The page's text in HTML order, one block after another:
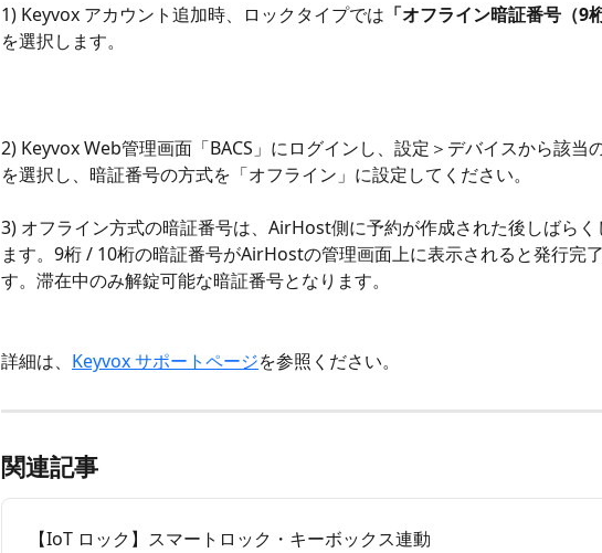
1) Keyvox アカウント追加時、ロックタイプでは 「オフライン暗証番号（9
を選択します。
2) Keyvox Web管理画面「BACS」にログインし、設定＞デバイスから該当
を選択し、暗証番号の方式を「オフライン」に設定してください。
3) オフライン方式の暗証番号は、AirHost側に予約が作成された後しばら
ます。9桁 / 10桁の暗証番号がAirHostの管理画面上に表示されると発行完
す。滞在中のみ解錠可能な暗証番号となります。
詳細は、 Keyvox サポートページを参照ください。
関連記事
【IoT ロック】スマートロック・キーボックス連動